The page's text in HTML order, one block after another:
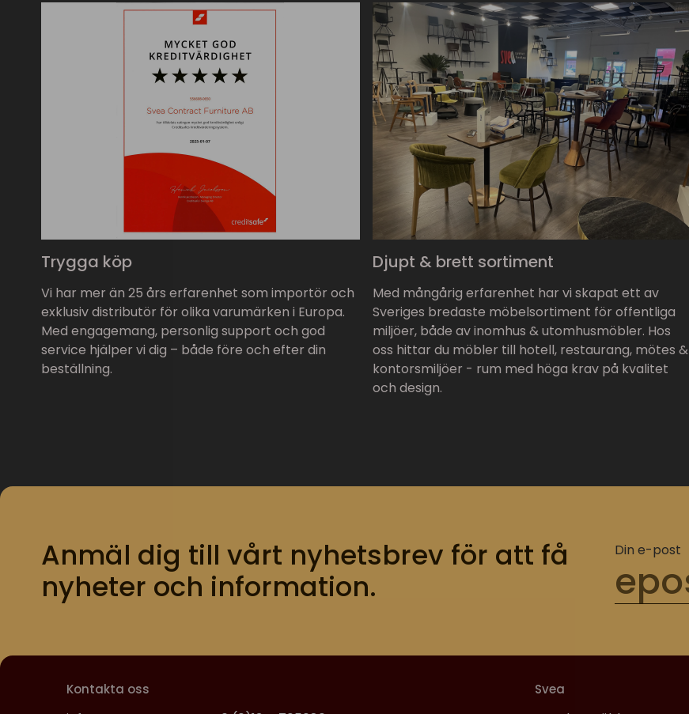
Trygga köp
Vi har mer än 25 års erfarenhet som importör och
exklusiv distributör för olika varumärken i Europa.
Med engagemang, personlig support och god
service hjälper vi dig – både före och efter din
beställning.
Djupt & brett sortiment
Med mångårig erfarenhet har vi skapat ett av
Sveriges bredaste möbelsortiment för offentliga
miljöer, både av inomhus & utomhusmöbler. Hos
oss hittar du möbler till hotell, restaurang, mötes &
kontorsmiljöer - rum med höga krav på kvalitet
och design.
Anmäl dig till vårt nyhetsbrev för att få
nyheter och information.
Din e-post
Kontakta oss Svea